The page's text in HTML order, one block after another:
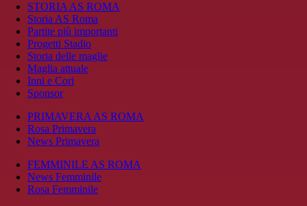
STORIA AS ROMA
Storia AS Roma
Partite più importanti
Progetti Stadio
Storia delle maglie
Maglia attuale
Inni e Cori
Sponsor
PRIMAVERA AS ROMA
Rosa Primavera
News Primavera
FEMMINILE AS ROMA
News Femminile
Rosa Femminile